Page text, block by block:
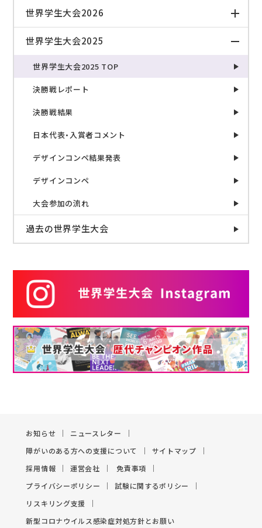
世界学生大会2026
世界学生大会2025
世界学生大会2025 TOP
決勝戦レポート
決勝戦結果
日本代表・入賞者コメント
デザインコンペ結果発表
デザインコンペ
大会参加の流れ
過去の世界学生大会
お知らせ
ニュースレター
障がいのある方への支援について
サイトマップ
採用情報
運営会社
免責事項
プライバシーポリシー
試験に関するポリシー
リスキリング支援
新型コロナウイルス感染症対処方針とお願い